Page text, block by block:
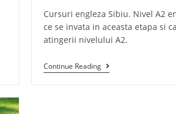
Cursuri engleza Sibiu. Nivel A2
ce se invata in aceasta etapa si
atingerii nivelului A2.
Continue Reading